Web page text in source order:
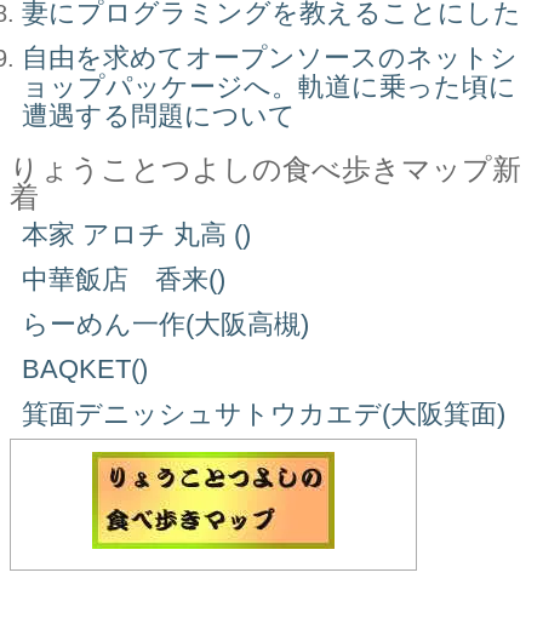
妻にプログラミングを教えることにした
自由を求めてオープンソースのネットシ
ョップパッケージへ。軌道に乗った頃に
遭遇する問題について
りょうことつよしの食べ歩きマップ新
着
本家 アロチ 丸高 ()
中華飯店 香来()
らーめん一作(大阪高槻)
BAQKET()
箕面デニッシュサトウカエデ(大阪箕面)